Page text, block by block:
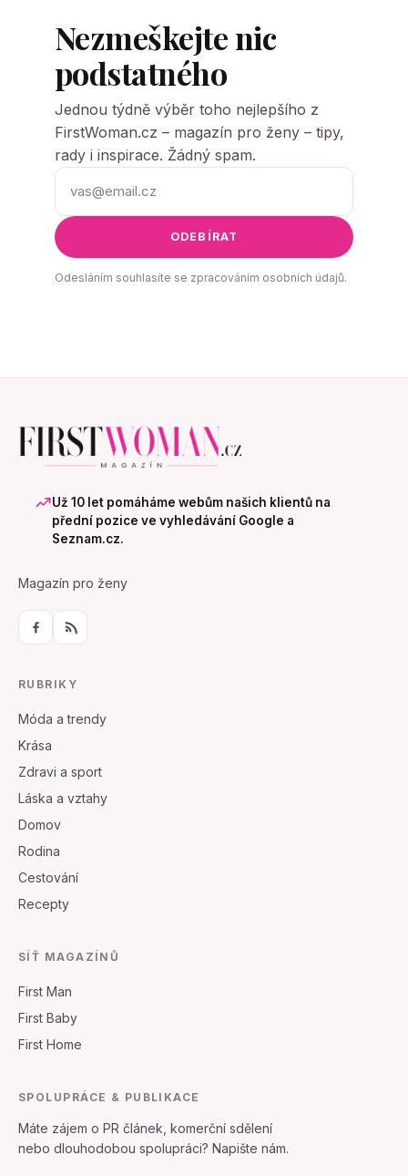
Nezmeškejte nic
podstatného
Jednou týdně výběr toho nejlepšího z
FirstWoman.cz – magazín pro ženy – tipy,
rady i inspirace. Žádný spam.
ODEBÍRAT
Odesláním souhlasíte se zpracováním osobních údajů.
Už 10 let pomáháme webům našich klientů na
přední pozice ve vyhledávání Google a
Seznam.cz.
Magazín pro ženy
RUBRIKY
Móda a trendy
Krása
Zdravi a sport
Láska a vztahy
Domov
Rodina
Cestování
Recepty
SÍŤ MAGAZÍNŮ
First Man
First Baby
First Home
SPOLUPRÁCE & PUBLIKACE
Máte zájem o PR článek, komerční sdělení
nebo dlouhodobou spolupráci? Napište nám.